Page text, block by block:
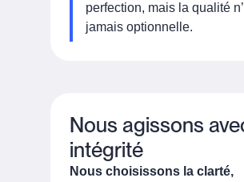
perfection, mais la qualité
jamais optionnelle.
Nous agissons
intégrité
Nous choisissons la clarté,